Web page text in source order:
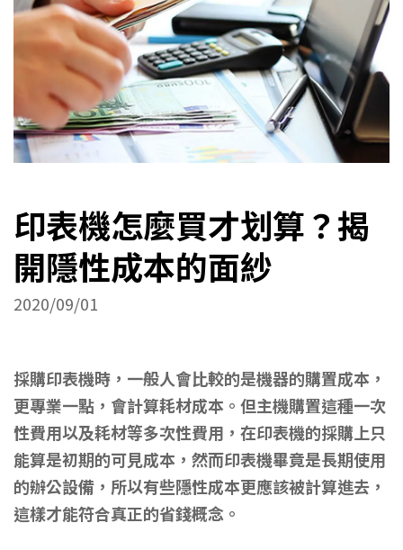
印表機怎麼買才划算？揭
開隱性成本的面紗
2020/09/01
採購印表機時，一般人會比較的是機器的購置成本，
更專業一點，會計算耗材成本。但主機購置這種一次
性費用以及耗材等多次性費用，在印表機的採購上只
能算是初期的可見成本，然而印表機畢竟是長期使用
的辦公設備，所以有些隱性成本更應該被計算進去，
這樣才能符合真正的省錢概念。